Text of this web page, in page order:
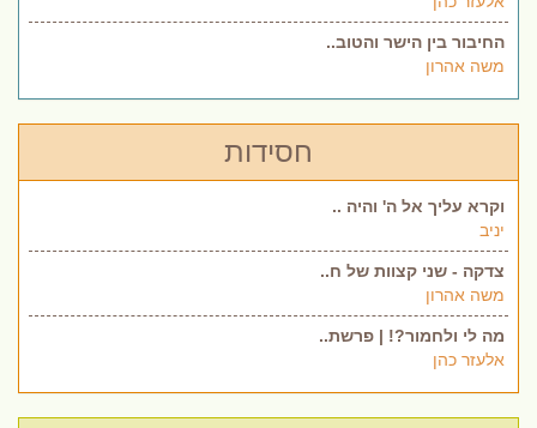
החיבור בין הישר והטוב..
משה אהרון
חסידות
וקרא עליך אל ה' והיה ..
יניב
צדקה - שני קצוות של ח..
משה אהרון
מה לי ולחמור?! | פרשת..
אלעזר כהן